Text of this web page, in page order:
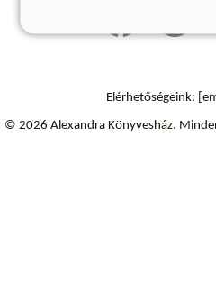
Elérhetőségeink:
© 2026 Alexandra Könyvesház.